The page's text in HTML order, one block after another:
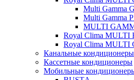
Multi Gamma
Multi Gamma
MULTI
Royal Clima MULTI
Royal Clima MULTI
Канальные кондиционеры
Кассетные кондиционеры
Мобильные